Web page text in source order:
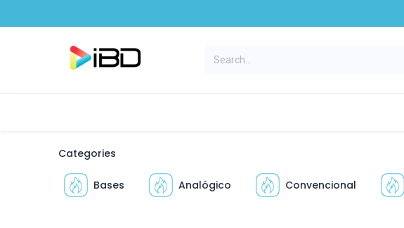
Categories
Bases Analógico Convencional